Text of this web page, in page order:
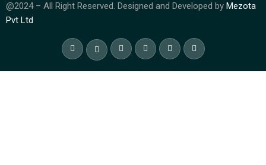
@2024 – All Right Reserved. Designed and Developed by Mezota
Pvt Ltd